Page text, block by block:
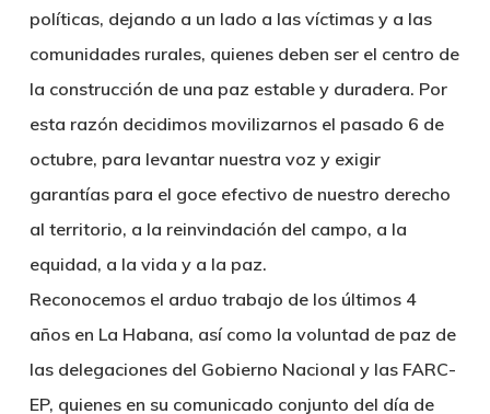
políticas, dejando a un lado a las víctimas y a las
comunidades rurales, quienes deben ser el centro de
la construcción de una paz estable y duradera. Por
esta razón decidimos movilizarnos el pasado 6 de
octubre, para levantar nuestra voz y exigir
garantías para el goce efectivo de nuestro derecho
al territorio, a la reinvindación del campo, a la
equidad, a la vida y a la paz.
Reconocemos el arduo trabajo de los últimos 4
años en La Habana, así como la voluntad de paz de
las delegaciones del Gobierno Nacional y las FARC-
EP, quienes en su comunicado conjunto del día de